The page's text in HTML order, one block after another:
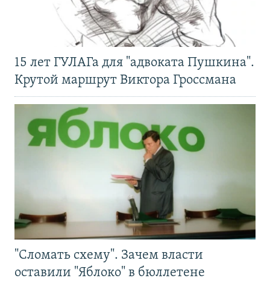
15 лет ГУЛАГа для "адвоката Пушкина".
Крутой маршрут Виктора Гроссмана
"Сломать схему". Зачем власти
оставили "Яблоко" в бюллетене